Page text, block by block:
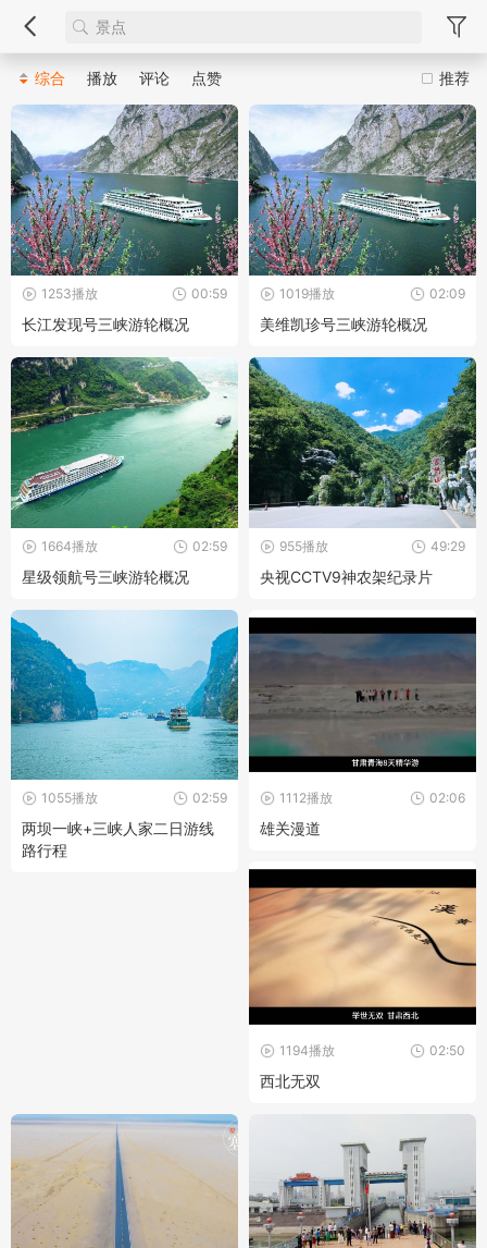
推荐
综合 播放 评论 点赞
00:59
1253播放
长江发现号三峡游轮概况
02:09
1019播放
美维凯珍号三峡游轮概况
02:59
1664播放
星级领航号三峡游轮概况
49:29
955播放
央视CCTV9神农架纪录片
02:59
1055播放
两坝一峡+三峡人家二日游线
路行程
02:06
1112播放
雄关漫道
02:50
1194播放
西北无双